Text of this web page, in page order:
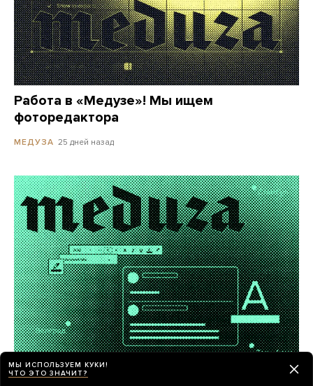
Работа в «Медузе»! Мы ищем
фоторедактора
МЕДУЗА 25 дней назад
«Медуза» ищет внештатных авторов
МЫ ИСПОЛЬЗУЕМ КУКИ!
ЧТО ЭТО ЗНАЧИТ?